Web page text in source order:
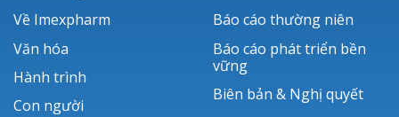
Về Imexpharm
Văn hóa
Hành trình
Con người
Báo cáo thường niên
Báo cáo phát triển bền
vững
Biên bản & Nghị quyết